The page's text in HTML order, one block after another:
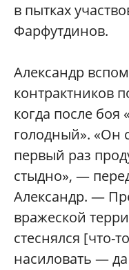
в пытках
Фарфутдинов.
Александр
контрактников
когда после
голодный». «Он
первый раз
стыдно», —
Александр. —
вражеской
стеснялся [что-
насиловать — да